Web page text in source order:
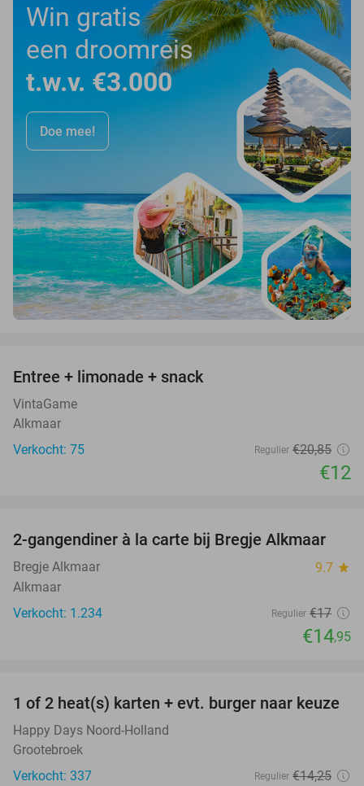
Win gratis
een droomreis
t.w.v. €3.000
Doe mee!
Entree + limonade + snack
VintaGame
Alkmaar
Verkocht: 75
Regulier €20,85
€12
12%
2-gangendiner à la carte bij Bregje Alkmaar
Bregje Alkmaar 9.7 star
Alkmaar
Verkocht: 1.234
Regulier €17
€14,95
19%
1 of 2 heat(s) karten + evt. burger naar keuze
Happy Days Noord-Holland
Grootebroek
Verkocht: 337
Regulier €14,25